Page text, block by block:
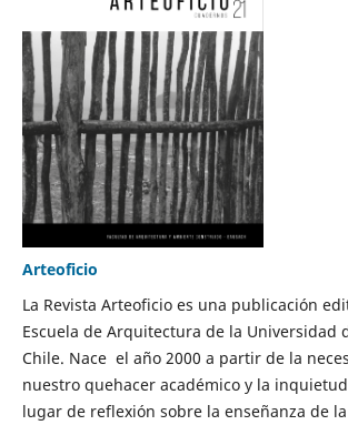
Arteoficio
La Revista Arteoficio es una publicación
Escuela de Arquitectura de la Universidad
Chile. Nace el año 2000 a partir de la
nuestro quehacer académico y la
lugar de reflexión sobre la enseñanza de